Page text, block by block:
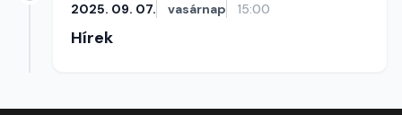
2025. 09. 07. vasárnap 15:00
Hírek